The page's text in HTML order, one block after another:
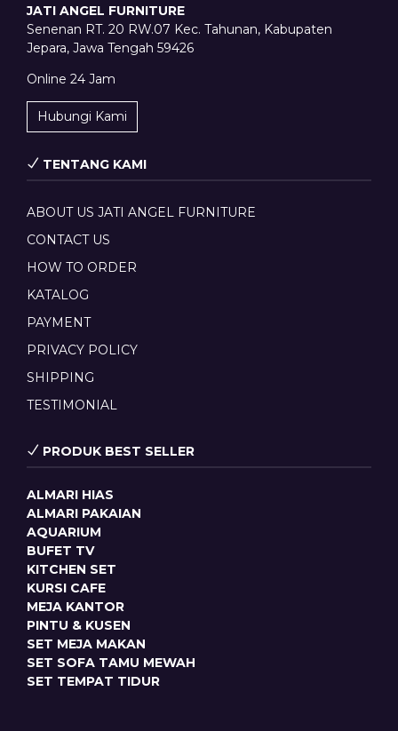
JATI ANGEL FURNITURE
Senenan RT. 20 RW.07 Kec. Tahunan, Kabupaten
Jepara, Jawa Tengah 59426
Online 24 Jam
Hubungi Kami
TENTANG KAMI
ABOUT US JATI ANGEL FURNITURE
CONTACT US
HOW TO ORDER
KATALOG
PAYMENT
PRIVACY POLICY
SHIPPING
TESTIMONIAL
PRODUK BEST SELLER
ALMARI HIAS
ALMARI PAKAIAN
AQUARIUM
BUFET TV
KITCHEN SET
KURSI CAFE
MEJA KANTOR
PINTU & KUSEN
SET MEJA MAKAN
SET SOFA TAMU MEWAH
SET TEMPAT TIDUR